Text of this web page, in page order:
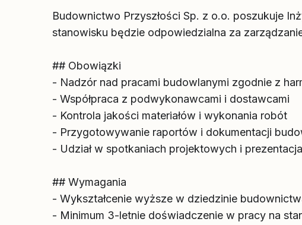
Budownictwo Przyszłości Sp. z o.o. poszukuje
stanowisku będzie odpowiedzialna za
## Obowiązki
- Nadzór nad pracami budowlanymi zgodnie z
- Współpraca z podwykonawcami i dostawcami
- Kontrola jakości materiałów i wykonania robót
- Przygotowywanie raportów i dokumentacji
- Udział w spotkaniach projektowych i
## Wymagania
- Wykształcenie wyższe w dziedzinie
- Minimum 3-letnie doświadczenie w pracy na